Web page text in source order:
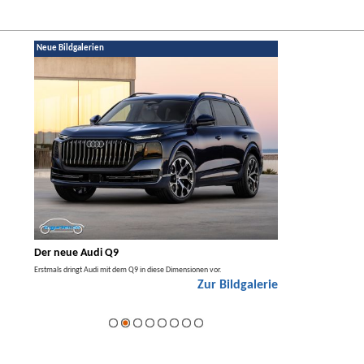
Neue Bildgalerien
Der neue Audi Q9
Erstmals dringt Audi mit dem Q9 in diese Dimensionen vor.
Zur Bildgalerie